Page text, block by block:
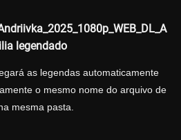
legendado
as legendas automaticamente
o mesmo nome do arquivo de
mesma pasta.